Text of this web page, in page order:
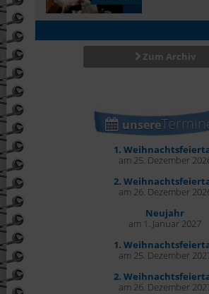
Zum Archiv
unsere
1.
am 25. Dezember
2.
am 26. Dezember
Neujahr
am 1. Januar 2027
1.
am 25. Dezember
2.
am 26. Dezember